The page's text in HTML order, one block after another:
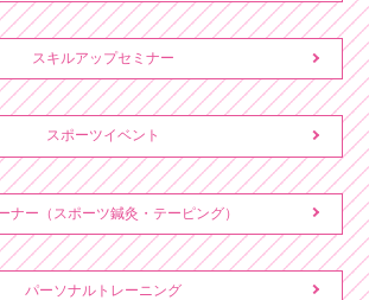
スキルアップセミナー
スポーツイベント
ナー（スポーツ鍼灸・テーピング）
パーソナルトレーニング